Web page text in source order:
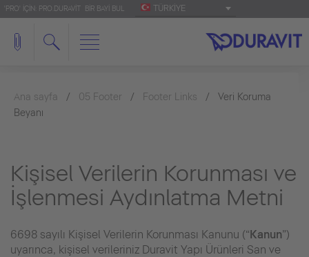
'PRO' IÇIN: PRO.DURAVIT BIR BAYI BUL TÜRKIYE
Ana sayfa 05 Footer Footer Links
Veri Koruma
Beyanı
Kişisel Verilerin Korunması ve
İşlenmesi Aydınlatma Metni
6698 sayılı Kişisel Verilerin Korunması Kanunu (“Kanun”)
uyarınca, kişisel verileriniz Duravit Yapı Ürünleri San ve